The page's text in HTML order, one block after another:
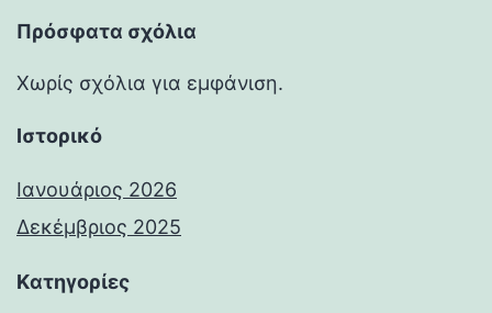
Πρόσφατα σχόλια
Χωρίς σχόλια για εμφάνιση.
Ιστορικό
Ιανουάριος 2026
Δεκέμβριος 2025
Kατηγορίες